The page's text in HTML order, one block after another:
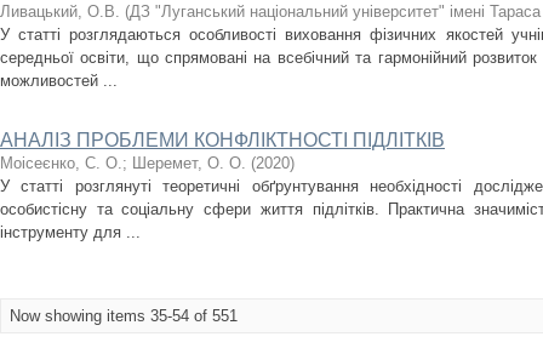
Ливацький, О.В. (ДЗ "Луганський національний університет" імені
У статті розглядаються особливості виховання фізичних якостей
середньої освіти, що спрямовані на всебічний та гармонійний
можливостей ...
АНАЛІЗ ПРОБЛЕМИ КОНФЛІКТНОСТІ ПІДЛІТКІВ
Моісеєнко, C. О.; Шеремет, О. О. (2020)
У статті розглянуті теоретичні обґрунтування необхідності
особистісну та соціальну сфери життя підлітків. Практична
інструменту для ...
Now showing items 35-54 of 551